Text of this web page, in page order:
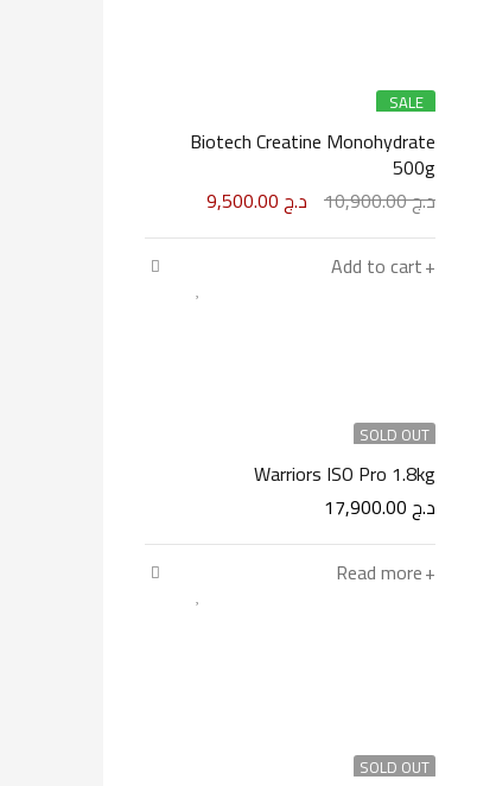
SALE
Biotech Creatine Monohydrate
500g
د.ج10,900.00 د.ج
Add to cart
SOLD OUT
Warriors ISO Pro 1.8kg
د.ج
Read more
SOLD OUT